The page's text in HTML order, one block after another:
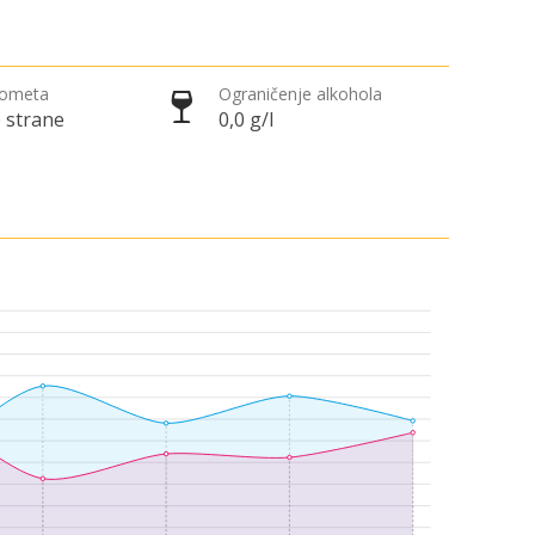
strane
Ograničenje alkohola
0,0 g/l